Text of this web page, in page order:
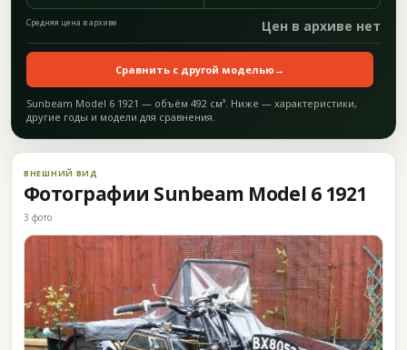
Средняя цена в архиве Цен в архиве нет
Сравнить с другой моделью →
Sunbeam Model 6 1921 — объём 492 см³. Ниже — характеристики,
другие годы и модели для сравнения.
ВНЕШНИЙ ВИД
Фотографии Sunbeam Model 6 1921
3 фото